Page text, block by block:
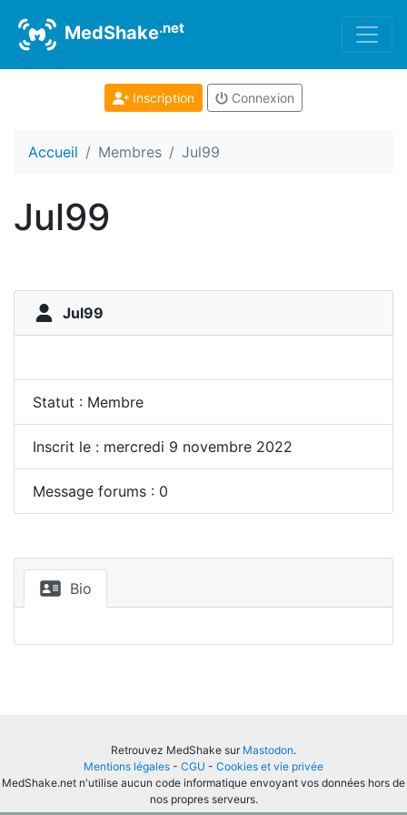
MedShake.net
Inscription Connexion
Accueil Membres Jul99
Jul99
Jul99
Statut : Membre
Inscrit le : mercredi 9 novembre 2022
Message forums : 0
Bio
Retrouvez MedShake sur Mastodon.
Mentions légales - CGU - Cookies et vie privée
MedShake.net n'utilise aucun code informatique envoyant vos données hors de
nos propres serveurs.